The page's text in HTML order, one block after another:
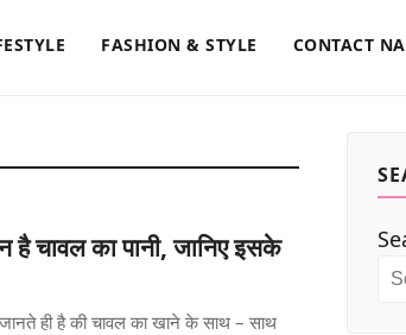
FASHION & STYLE CONTACT
है चावल का पानी, जानिए इसके
ही है की चावल का खाने के साथ – साथ